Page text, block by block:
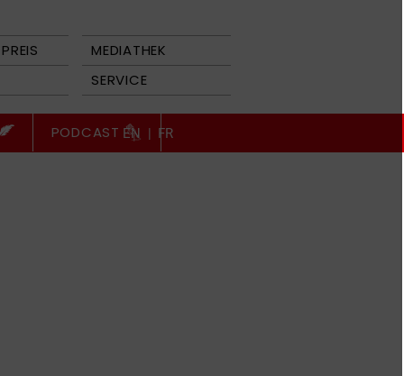
MEDIATHEK
SERVICE
PODCAST EN | FR